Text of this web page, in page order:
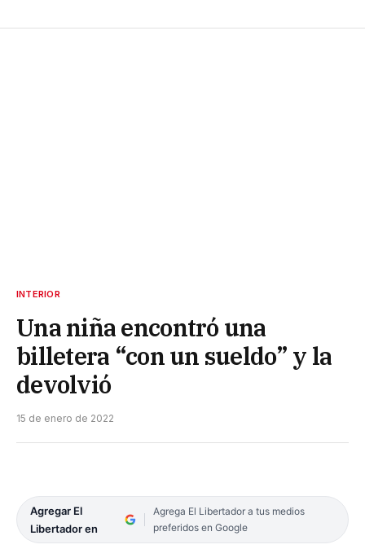
INTERIOR
Una niña encontró una
billetera “con un sueldo” y la
devolvió
15 de enero de 2022
Agregar El
Libertador en
Agrega El Libertador a tus medios
preferidos en Google